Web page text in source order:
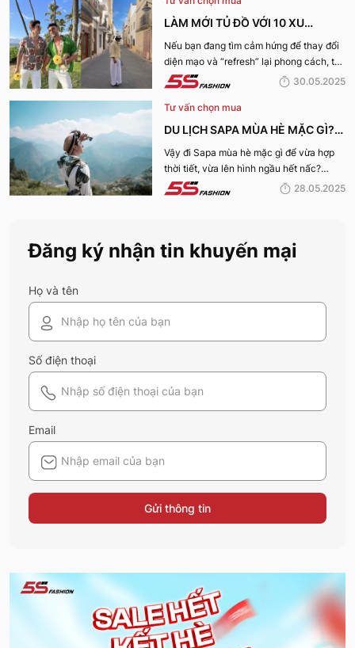
LÀM MỚI TỦ ĐỒ VỚI 10 XU
HƯỚNG THỜI TRANG HOT NHẤT
MÙA HÈ 2025
Nếu bạn đang tìm cảm hứng để thay đổi
diện mạo và “refresh” lại phong cách, thì
10 xu hướng thời trang Hè 2025 này
Fashion khám phá xem có gì mới mẻ để
bạn sắm sửa và diện ngay trong mùa hè
30.05.2025
Tư vấn chọn mua
DU LỊCH SAPA MÙA HÈ MẶC GÌ?
10 OUTFITS TRẺ TRUNG, THU HÚT
NHẤT
Vậy đi Sapa mùa hè mặc gì để vừa hợp
thời tiết, vừa lên hình ngầu hết nấc?
Cùng khám phá 10 set đồ cực chất dưới
28.05.2025
Đăng ký nhận tin khuyến mại
Họ và tên
Số điện thoại
Email
Gửi thông tin